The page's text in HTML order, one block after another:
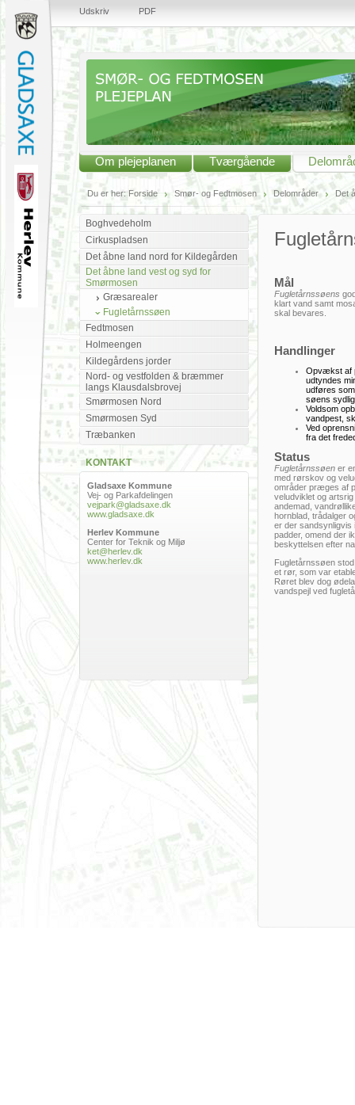
Udskriv PDF
Om plejeplanen Tværgående
Du er her:Forside Smør- og Fedtmosen Delområder Det
Boghvedeholm
Cirkuspladsen
Det åbne land nord for Kildegården
Det åbne land vest og syd for
Smørmosen
Græsarealer
Fugletårnssøen
Fedtmosen
Holmeengen
Kildegårdens jorder
Nord- og vestfolden & bræmmer
langs Klausdalsbrovej
Smørmosen Nord
Smørmosen Syd
Træbanken
KONTAKT
Gladsaxe Kommune
Vej- og Parkafdelingen
vejpark@gladsaxe.dk
www.gladsaxe.dk
Herlev Kommune
Center for Teknik og Miljø
ket@herlev.dk
www.herlev.dk
Mål
Fugletårnssøens
klart vand samt
skal bevares.
Handlinger
Opvækst af
udtyndes
udføres
søens
Voldsom
vandpest,
Ved
fra det
Status
Fugletårnssøen er
med rørskov og
områder præges af
veludviklet og
andemad,
hornblad, trådalger
er der sandsynligvis
padder, omend der
beskyttelsen efter
Fugletårnssøen
et rør, som var
Røret blev dog
vandspejl ved